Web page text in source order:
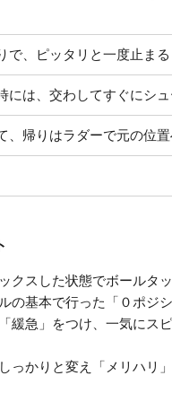
で、ピッタリと一度止まる
には、交わしてすぐにシ
、帰りはラダーで元の位
クスした状態でボールタ
の基本で行った「０ポジ
緩急」をつけ、一気にス
っかりと変え「メリハリ